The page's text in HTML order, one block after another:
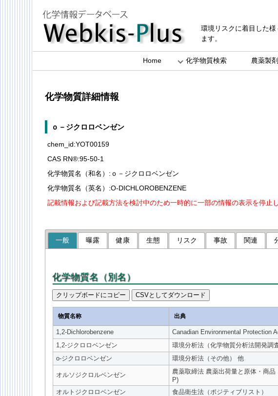
環境リスクに着目した
ます。
Home 化学物質検索 農薬製
化学物質詳細情報
ｏ－ジクロロベンゼン
chem_id:YOT00159
CAS RN®:95-50-1
化学物質名（和名）:ｏ－ジクロロベンゼン
化学物質名（英名）:O-DICHLOROBENZENE
記載情報および記載方法を検討中のため一時的に一部の情報の表示を停止
一般 曝露 健康 生態 リスク 事故 関連
化学物質名（別名）
クリップボードにコピー CSVとしてダウンロード
物質名称 出典
1,2-Dichlorobenzene
Canadian Environmental Protection
1,2-ジクロロベンゼン
環境分析法（化学物質分析法開発調
o-ジクロロベンゼン
環境分析法（その他） 他
オルソジクロルベンゼン
農薬取締法 農薬出荷量と原体・商
P)
オルトジクロロベンゼン
食品衛生法（ポジティブリスト）